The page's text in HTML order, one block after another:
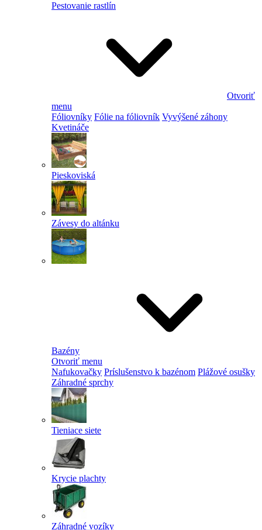
Pestovanie rastlín
Otvoriť
menu
Fóliovníky Fólie na fóliovník Vyvýšené záhony
Kvetináče
Pieskoviská
Závesy do altánku
Bazény
Otvoriť menu
Nafukovačky Príslušenstvo k bazénom Plážové osušky
Záhradné sprchy
Tieniace siete
Krycie plachty
Záhradné vozíky